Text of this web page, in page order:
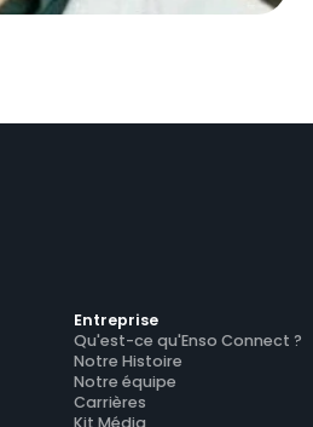
Entreprise
Qu'est-ce qu'Enso Connect ?
Notre Histoire
Notre équipe
Carrières
Kit Média